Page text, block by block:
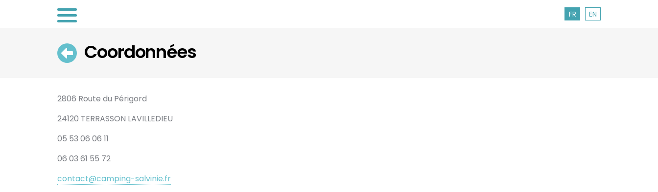
FR EN
Retour
Coordonnées
2806 Route du Périgord
24120 TERRASSON LAVILLEDIEU
05 53 06 06 11
06 03 61 55 72
contact@camping-salvinie.fr